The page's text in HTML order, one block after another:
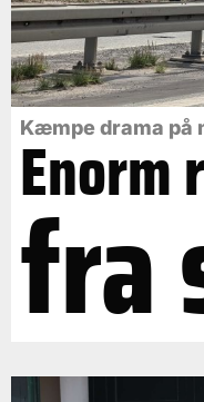
Kæmpe drama på
Enorm
fra